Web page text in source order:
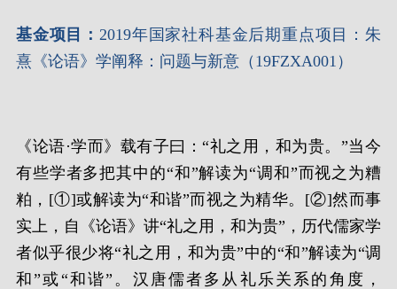
基金项目 ：2019年国家社科基金后期重点项目：朱
熹《论语》学阐释：问题与新意（19FZXA001）
《论语·学而》载有子曰：“礼之用，和为贵。”当今
有些学者多把其中的“和”解读为“调和”而视之为糟
粕，[①]或解读为“和谐”而视之为精华。[②]然而事
实上，自《论语》讲“礼之用，和为贵”，历代儒家学
者似乎很少将“礼之用，和为贵”中的“和”解读为“调
和”或“和谐”。汉唐儒者多从礼乐关系的角度，